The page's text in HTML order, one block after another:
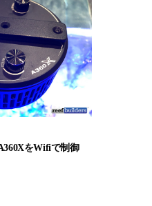
をWifiで制御